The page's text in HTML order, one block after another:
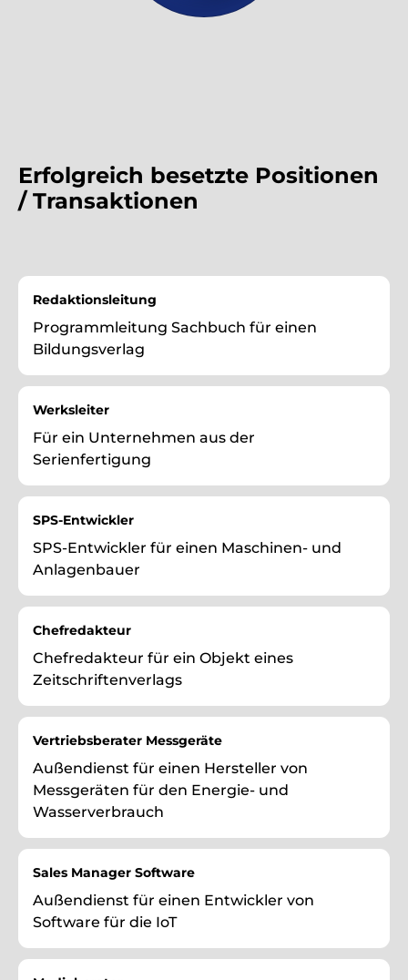
Erfolgreich besetzte Positionen
/ Transaktionen
Redaktionsleitung
Programmleitung Sachbuch für einen
Bildungsverlag
Werksleiter
Für ein Unternehmen aus der
Serienfertigung
SPS-Entwickler
SPS-Entwickler für einen Maschinen- und
Anlagenbauer
Chefredakteur
Chefredakteur für ein Objekt eines
Zeitschriftenverlags
Vertriebsberater Messgeräte
Außendienst für einen Hersteller von
Messgeräten für den Energie- und
Wasserverbrauch
Sales Manager Software
Außendienst für einen Entwickler von
Software für die IoT